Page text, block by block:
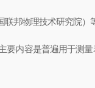
邦物理技术研究院）
内容是普遍用于测